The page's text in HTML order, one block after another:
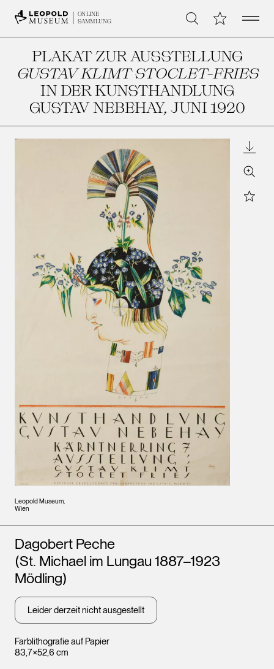
ONLINE
SAMMLUNG
Suche Meine Open
PLAKAT ZUR AUSSTELLUNG
GUSTAV KLIMT STOCLET-FRIES
IN DER KUNSTHANDLUNG
GUSTAV NEBEHAY, JUNI 1920
Leopold Museum,
Wien
Zoom
Star
Farblithografie auf Papier
83,7×52,6 cm
Künstler*innen
Dagobert Peche
(St. Michael im Lungau 1887–1923
Mödling)
Leider derzeit nicht ausgestellt